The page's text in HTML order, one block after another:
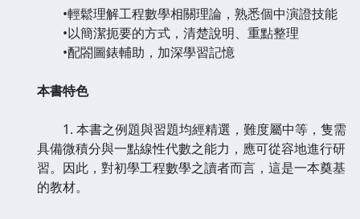
•輕鬆理解工程數學相關理論，熟悉個中演證技能
•以簡潔扼要的方式，清楚說明、重點整理
•配閤圖錶輔助，加深學習記憶
本書特色
1. 本書之例題與習題均經精選，難度屬中等，隻需
具備微積分與一點線性代數之能力，應可從容地進行研
習。因此，對初學工程數學之讀者而言，這是一本奠基
的教材。